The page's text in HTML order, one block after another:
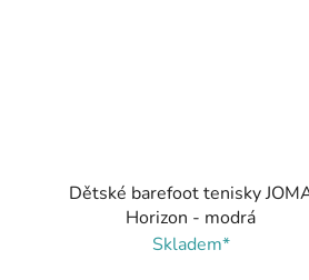
Dětské barefoot tenisky
Horizon - modrá
Skladem*